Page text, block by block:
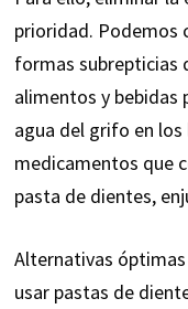
prioridad. Podemos
formas subrepticias
alimentos y bebidas
agua del grifo en
medicamentos que
pasta de dientes,
Alternativas
usar pastas de